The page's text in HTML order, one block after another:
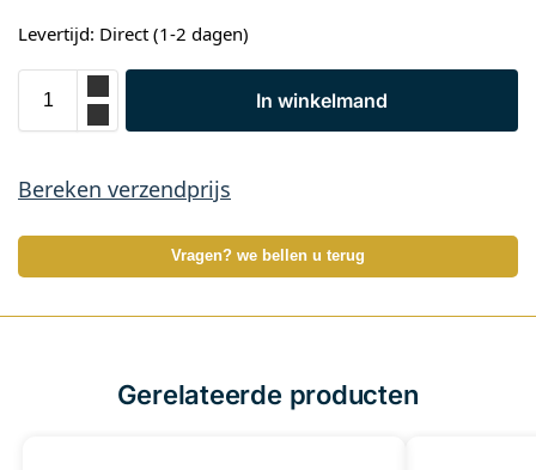
Levertijd: Direct (1-2 dagen)
In winkelmand
Bereken verzendprijs
Vragen? we bellen u terug
Gerelateerde producten